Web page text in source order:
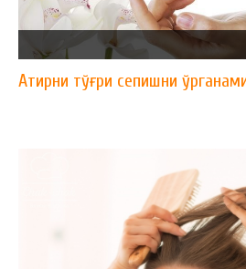
Атирни тўғри сепишни